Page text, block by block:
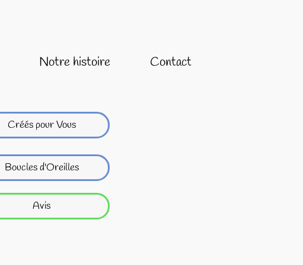
Notre histoire Contact
Créés pour Vous
Boucles d'Oreilles
Avis